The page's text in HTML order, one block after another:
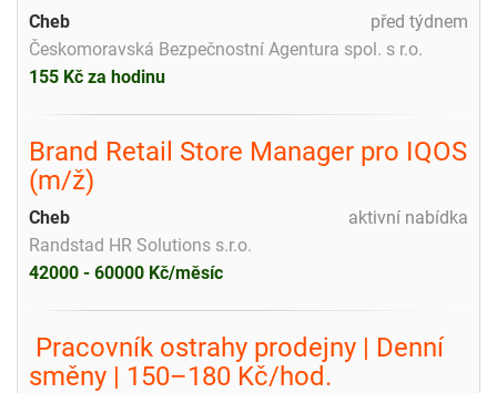
před týdnem
Cheb
Českomoravská Bezpečnostní Agentura spol. s r.o.
155 Kč za hodinu
Brand Retail Store Manager pro IQOS
(m/ž)
aktivní nabídka
Cheb
Randstad HR Solutions s.r.o.
42000 - 60000 Kč/měsíc
️ Pracovník ostrahy prodejny | Denní
směny | 150–180 Kč/hod.